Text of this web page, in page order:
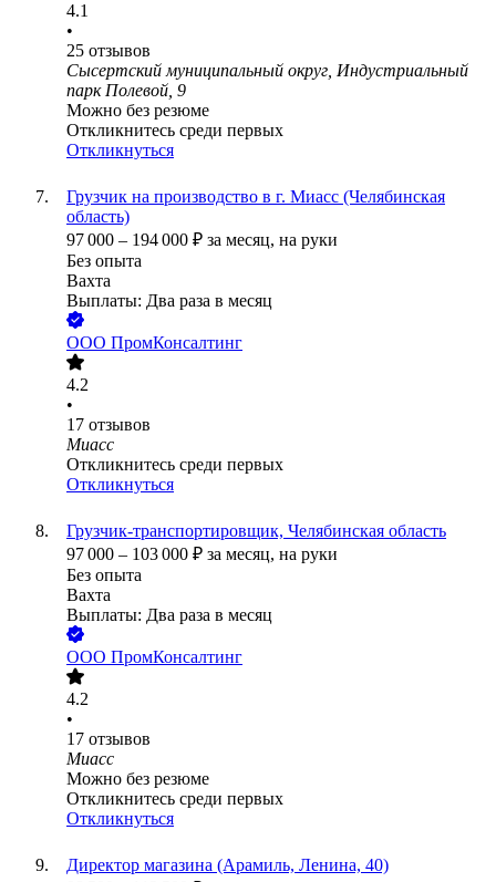
4.1
•
25 отзывов
Сысертский муниципальный округ, Индустриальный
парк Полевой, 9
Можно без резюме
Откликнитесь среди первых
Откликнуться
Грузчик на производство в г. Миасс (Челябинская
область)
97 000 – 194 000 ₽ за месяц, на руки
Без опыта
Вахта
Выплаты: Два раза в месяц
ООО ПромКонсалтинг
4.2
•
17 отзывов
Миасс
Откликнитесь среди первых
Откликнуться
Грузчик-транспортировщик, Челябинская область
97 000 – 103 000 ₽ за месяц, на руки
Без опыта
Вахта
Выплаты: Два раза в месяц
ООО ПромКонсалтинг
4.2
•
17 отзывов
Миасс
Можно без резюме
Откликнитесь среди первых
Откликнуться
Директор магазина (Арамиль, Ленина, 40)